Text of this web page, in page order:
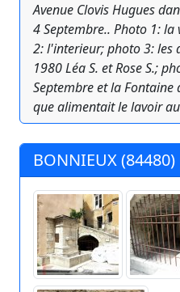
Avenue Clovis Hugues
4 Septembre.. Photo 1:
2: l'interieur; photo 3: les
1980 Léa S. et Rose S.;
Septembre et la
que alimentait le lavoir
BONNIEUX (84480)